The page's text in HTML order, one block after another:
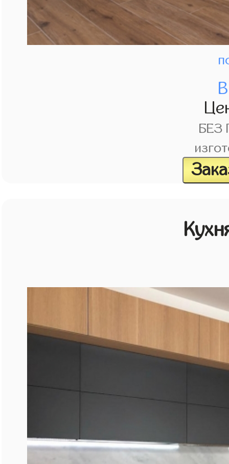
БЕЗ